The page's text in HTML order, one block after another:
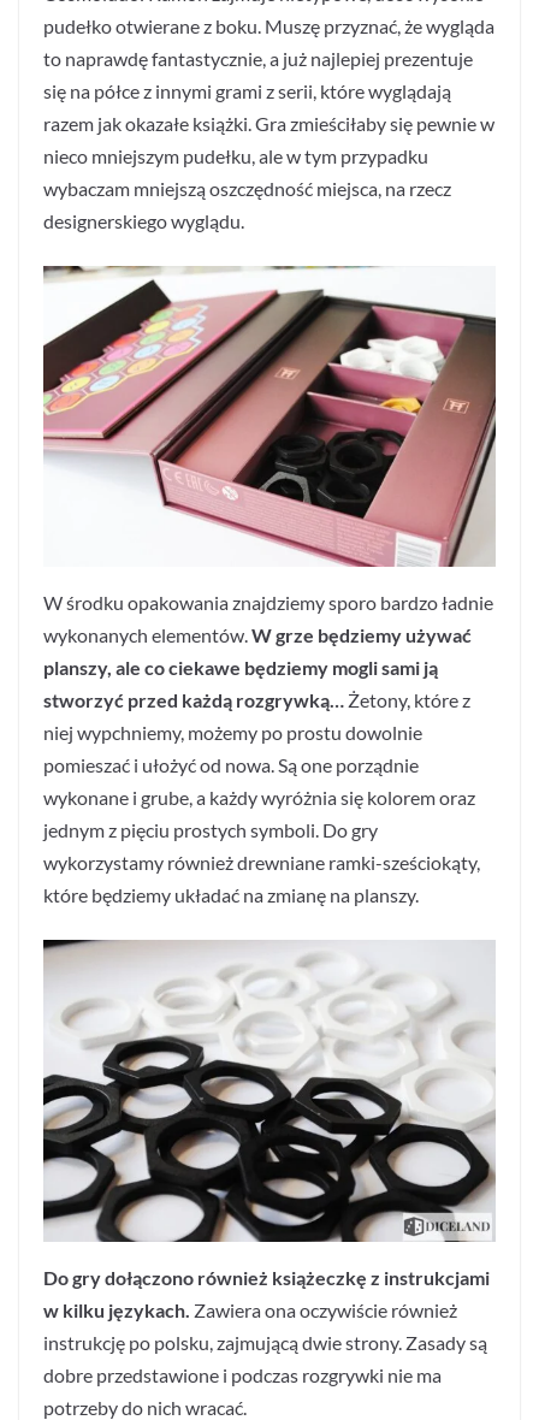
pudełko otwierane z boku. Muszę przyznać, że wygląda
to naprawdę fantastycznie, a już najlepiej prezentuje
się na półce z innymi grami z serii, które wyglądają
razem jak okazałe książki. Gra zmieściłaby się pewnie w
nieco mniejszym pudełku, ale w tym przypadku
wybaczam mniejszą oszczędność miejsca, na rzecz
designerskiego wyglądu.
W środku opakowania znajdziemy sporo bardzo ładnie
wykonanych elementów.W grze będziemy używać
planszy, ale co ciekawe będziemy mogli sami ją
stworzyć przed każdą rozgrywką… Żetony, które z
niej wypchniemy, możemy po prostu dowolnie
pomieszać i ułożyć od nowa. Są one porządnie
wykonane i grube, a każdy wyróżnia się kolorem oraz
jednym z pięciu prostych symboli. Do gry
wykorzystamy również drewniane ramki-sześciokąty,
które będziemy układać na zmianę na planszy.
Do gry dołączono również książeczkę z instrukcjami
w kilku językach. Zawiera ona oczywiście również
instrukcję po polsku, zajmującą dwie strony. Zasady są
dobre przedstawione i podczas rozgrywki nie ma
potrzeby do nich wracać.